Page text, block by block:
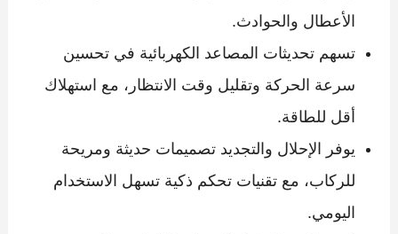
الأعطال والحوادث.
تسهم تحديثات المصاعد الكهربائية في تحسين
سرعة الحركة وتقليل وقت الانتظار، مع استهلاك
أقل للطاقة.
يوفر الإحلال والتجديد تصميمات حديثة ومريحة
للركاب، مع تقنيات تحكم ذكية تسهل الاستخدام
اليومي.